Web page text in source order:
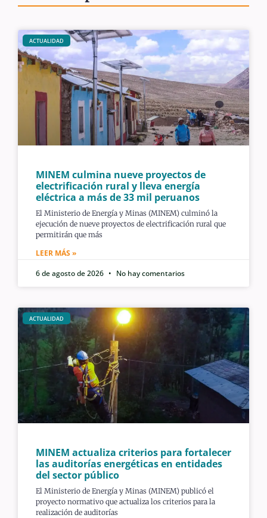
ACTUALIDAD
MINEM culmina nueve proyectos de
electrificación rural y lleva energía
eléctrica a más de 33 mil peruanos
El Ministerio de Energía y Minas (MINEM) culminó la
ejecución de nueve proyectos de electrificación rural que
permitirán que más
LEER MÁS »
6 de agosto de 2026
No hay comentarios
ACTUALIDAD
MINEM actualiza criterios para fortalecer
las auditorías energéticas en entidades
del sector público
El Ministerio de Energía y Minas (MINEM) publicó el
proyecto normativo que actualiza los criterios para la
realización de auditorías